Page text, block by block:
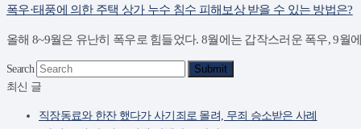
폭우·태풍에 의한 주택 상가 누수 침수 피해보상 받을 수 있는 방법은?
올해 8~9월은 유난히 폭우로 힘들었다. 8월에는 갑작스러운 폭우, 9월
Search
Submit
최신 글
직장동료와 한잔 했다가 사기죄로 몰려, 무죄 승소받은 사례